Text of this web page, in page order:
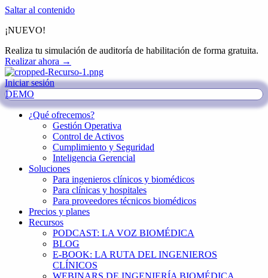
Saltar al contenido
¡NUEVO!
Realiza tu simulación de auditoría de habilitación de forma gratuita.
Realizar ahora →
Iniciar sesión
DEMO
¿Qué ofrecemos?
Gestión Operativa
Control de Activos
Cumplimiento y Seguridad
Inteligencia Gerencial
Soluciones
Para ingenieros clínicos y biomédicos
Para clínicas y hospitales
Para proveedores técnicos biomédicos
Precios y planes
Recursos
PODCAST: LA VOZ BIOMÉDICA
BLOG
E-BOOK: LA RUTA DEL INGENIEROS
CLÍNICOS
WEBINARS DE INGENIERÍA BIOMÉDICA